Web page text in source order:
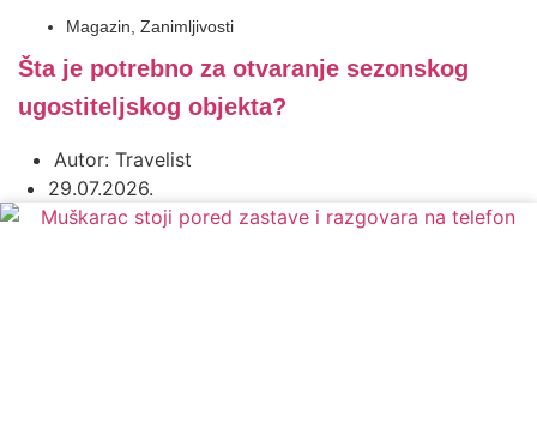
Magazin, Zanimljivosti
Šta je potrebno za otvaranje sezonskog
ugostiteljskog objekta?
Autor: Travelist
29.07.2026.